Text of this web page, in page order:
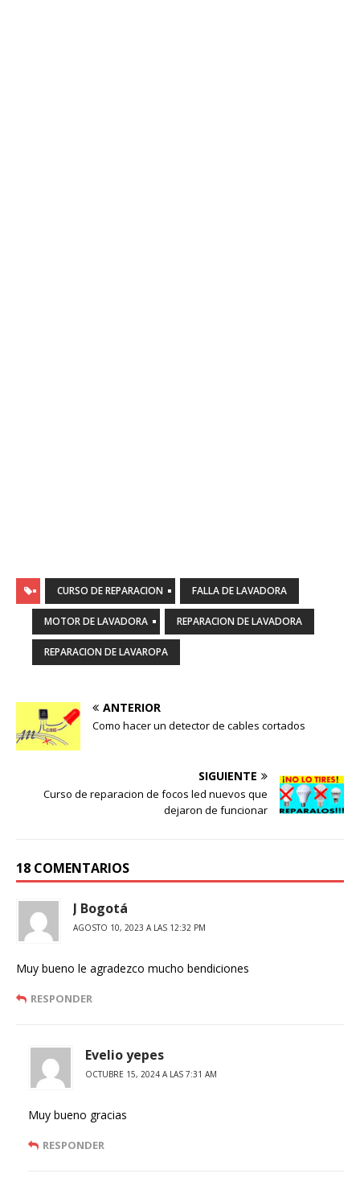
CURSO DE REPARACION FALLA DE LAVADORA
MOTOR DE LAVADORA REPARACION DE LAVADORA
REPARACION DE LAVAROPA
ANTERIOR
Como hacer un detector de cables cortados
SIGUIENTE
Curso de reparacion de focos led nuevos que
dejaron de funcionar
18 COMENTARIOS
J Bogotá
AGOSTO 10, 2023 A LAS 12:32 PM
Muy bueno le agradezco mucho bendiciones
RESPONDER
Evelio yepes
OCTUBRE 15, 2024 A LAS 7:31 AM
Muy bueno gracias
RESPONDER